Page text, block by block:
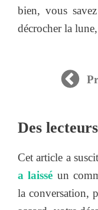
bien, vous
décrocher la
Des
Cet article a
a laissé un
la conversation,